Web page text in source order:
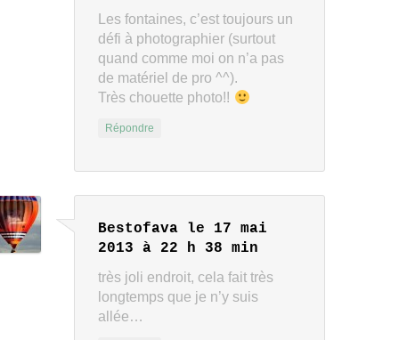
Les fontaines, c’est toujours un
défi à photographier (surtout
quand comme moi on n’a pas
de matériel de pro ^^).
Très chouette photo!!
Répondre
Bestofava
le 17 mai
2013 à 22 h 38 min
très joli endroit, cela fait très
longtemps que je n’y suis
allée…